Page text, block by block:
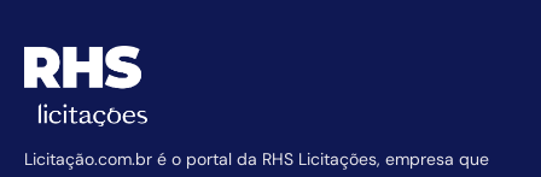
Licitação.com.br é o portal da RHS Licitações, empresa que